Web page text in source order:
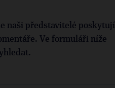
naši představitelé poskytují
Ve formuláři níže